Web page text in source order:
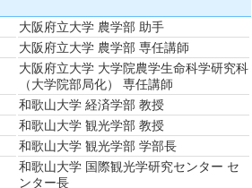
大阪府立大学 農学部 助手
大阪府立大学 農学部 専任講師
大阪府立大学 大学院農学生命科学研究科
（大学院部局化） 専任講師
和歌山大学 経済学部 教授
和歌山大学 観光学部 教授
和歌山大学 観光学部 学部長
和歌山大学 国際観光学研究センター セ
ンター長